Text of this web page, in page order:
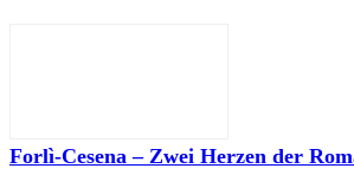
Forlì-Cesena – Zwei Herzen der